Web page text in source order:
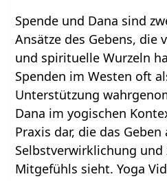
Spende und Dana sind
Ansätze des Gebens, die
und spirituelle Wurzeln
Spenden im Westen oft
Unterstützung
Dana im yogischen
Praxis dar, die das
Selbstverwirklichung und
Mitgefühls sieht. Yoga